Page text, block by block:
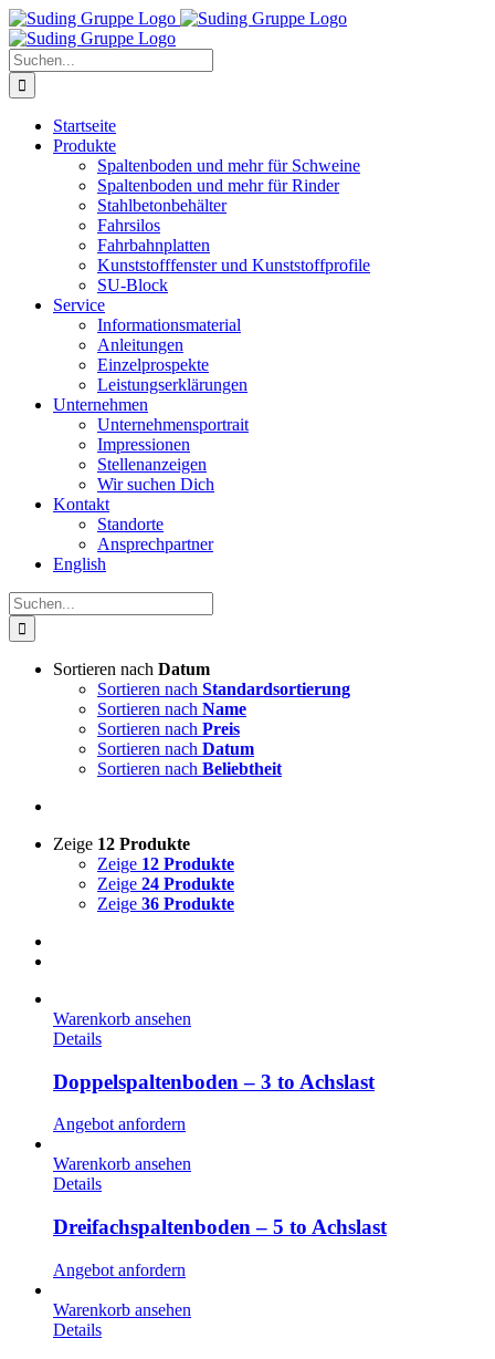
Zum
Inhalt
springen
Suche
nach:
Startseite
Produkte
Spaltenboden und mehr für Schweine
Spaltenboden und mehr für Rinder
Stahlbetonbehälter
Fahrsilos
Fahrbahnplatten
Kunststofffenster und Kunststoffprofile
SU-Block
Service
Informationsmaterial
Anleitungen
Einzelprospekte
Leistungserklärungen
Unternehmen
Unternehmensportrait
Impressionen
Stellenanzeigen
Wir suchen Dich
Kontakt
Standorte
Ansprechpartner
English
Suche
nach:
Sortieren nach Datum
Sortieren nach Standardsortierung
Sortieren nach Name
Sortieren nach Preis
Sortieren nach Datum
Sortieren nach Beliebtheit
Zeige 12 Produkte
Zeige 12 Produkte
Zeige 24 Produkte
Zeige 36 Produkte
Warenkorb ansehen
Details
Doppelspaltenboden – 3 to Achslast
Angebot anfordern
Warenkorb ansehen
Details
Dreifachspaltenboden – 5 to Achslast
Angebot anfordern
Warenkorb ansehen
Details